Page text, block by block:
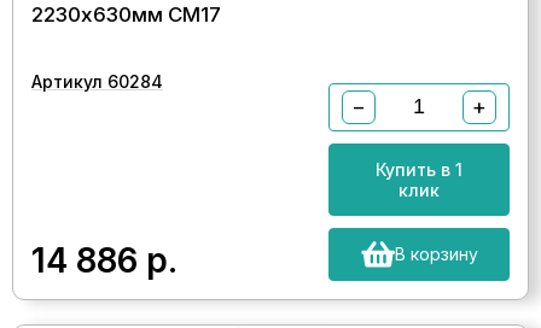
2230х630мм СМ17
Артикул 60284
14 886 р.
− +
Купить в 1
клик
В корзину